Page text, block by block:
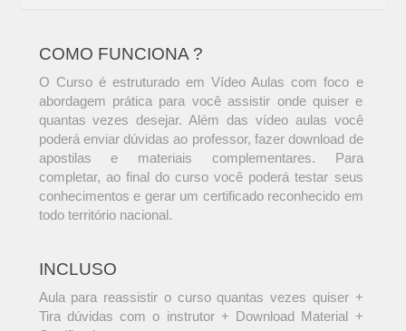
COMO FUNCIONA ?
O Curso é estruturado em Vídeo Aulas com foco e
abordagem prática para você assistir onde quiser e
quantas vezes desejar. Além das vídeo aulas você
poderá enviar dúvidas ao professor, fazer download de
apostilas e materiais complementares. Para
completar, ao final do curso você poderá testar seus
conhecimentos e gerar um certificado reconhecido em
todo território nacional.
INCLUSO
Aula para reassistir o curso quantas vezes quiser +
Tira dúvidas com o instrutor + Download Material +